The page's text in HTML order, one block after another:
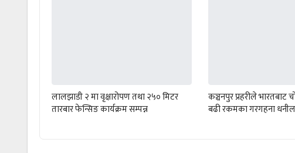
लालझाडी २ मा वृक्षारोपण तथा २५० मिटर
तारबार फेन्सिङ कार्यक्रम सम्पन्न
कञ्चनपुर प्रहरीले भारतबाट
बढी रकमका गरगहना